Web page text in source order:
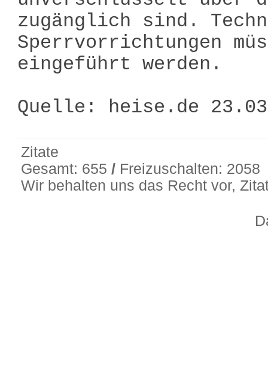
zugänglich sind.
Sperrvorrichtungen
eingeführt werden.
Quelle: heise.de
Zitate
Gesamt: 655/ Freizuschalten: 2058
Wir behalten uns das Recht vor,